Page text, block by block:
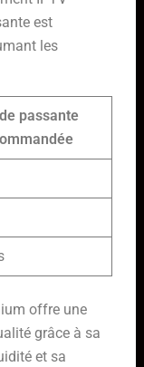
est
les
passante
offre une
grâce à sa
et sa